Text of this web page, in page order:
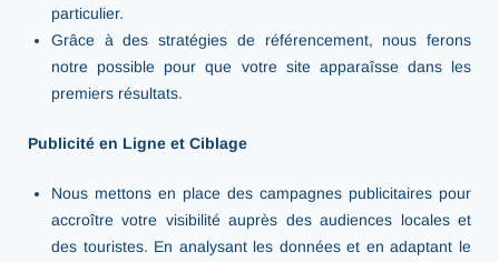
particulier.
Grâce à des stratégies de référencement, nous ferons
notre possible pour que votre site apparaîsse dans les
premiers résultats.
Publicité en Ligne et Ciblage
Nous mettons en place des campagnes publicitaires pour
accroître votre visibilité auprès des audiences locales et
des touristes. En analysant les données et en adaptant le